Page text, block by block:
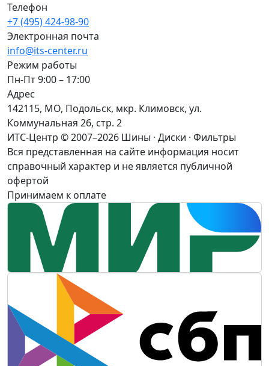
Телефон
+7 (495) 424-98-90
Электронная почта
info@its-center.ru
Режим работы
Пн-Пт 9:00 – 17:00
Адрес
142115, МО, Подольск, мкр. Климовск, ул.
Коммунальная 26, стр. 2
ИТС-Центр © 2007–2026 Шины · Диски · Фильтры
Вся представленная на сайте информация носит
справочный характер и не является публичной
офертой
Принимаем к оплате